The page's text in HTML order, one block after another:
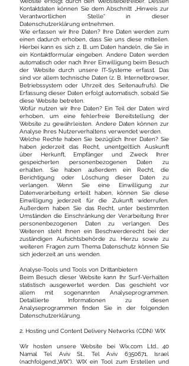
Kontaktdaten können Sie dem Abschnitt „Hinweis zur
Verantwortlichen Stelle“ in dieser
Datenschutzerklärung entnehmen.
Wie erfassen wir Ihre Daten? Ihre Daten werden zum
einen dadurch erhoben, dass Sie uns diese mitteilen.
Hierbei kann es sich z. B. um Daten handeln, die Sie in
ein Kontaktformular eingeben. Andere Daten werden
automatisch oder nach Ihrer Einwilligung beim Besuch
der Website durch unsere IT-Systeme erfasst. Das
sind vor allem technische Daten (z. B. Internetbrowser,
Betriebssystem oder Uhrzeit des Seitenaufrufs). Die
Erfassung dieser Daten erfolgt automatisch, sobald Sie
diese Website betreten.
Wofür nutzen wir Ihre Daten? Ein Teil der Daten wird
erhoben, um eine fehlerfreie Bereitstellung der
Website zu gewährleisten. Andere Daten können zur
Analyse Ihres Nutzerverhaltens verwendet werden.
Welche Rechte haben Sie bezüglich Ihrer Daten? Sie
haben jederzeit das Recht, unentgeltlich Auskunft
über Herkunft, Empfänger und Zweck Ihrer
gespeicherten personenbezogenen Daten zu
erhalten. Sie haben außerdem ein Recht, die
Berichtigung oder Löschung dieser Daten zu
verlangen. Wenn Sie eine Einwilligung zur
Datenverarbeitung erteilt haben, können Sie diese
Einwilligung jederzeit für die Zukunft widerrufen.
Außerdem haben Sie das Recht, unter bestimmten
Umständen die Einschränkung der Verarbeitung Ihrer
personenbezogenen Daten zu verlangen. Des
Weiteren steht Ihnen ein Beschwerderecht bei der
zuständigen Aufsichtsbehörde zu. Hierzu sowie zu
weiteren Fragen zum Thema Datenschutz können Sie
sich jederzeit an uns wenden.
Analyse-Tools und Tools von Drittanbietern
Beim Besuch dieser Website kann Ihr Surf-Verhalten
statistisch ausgewertet werden. Das geschieht vor
allem mit sogenannten Analyseprogrammen.
Detaillierte Informationen zu diesen
Analyseprogrammen finden Sie in der folgenden
Datenschutzerklärung.
2. Hosting und Content Delivery Networks (CDN) WIX
Wir hosten unsere Website bei Wix.com Ltd., 40
Namal Tel Aviv St., Tel Aviv 6350671 , Israel
(nachfolgend:„WIX“). WIX ein Tool zum Erstellen und